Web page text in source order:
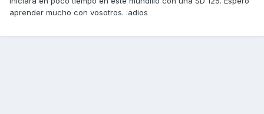
aprender mucho con vosotros. :adios